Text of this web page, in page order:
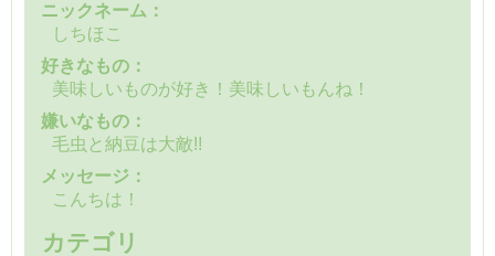
ニックネーム：
しちほこ
好きなもの：
美味しいものが好き！美味しいもんね！
嫌いなもの：
毛虫と納豆は大敵!!
メッセージ：
こんちは！
カテゴリ